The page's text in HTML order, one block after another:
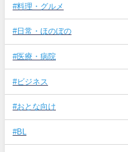
#料理・グルメ
#日常・ほのぼの
#医療・病院
#ビジネス
#おとな向け
#BL